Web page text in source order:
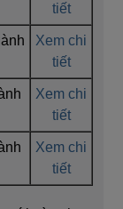
tiết
Xem chi
tiết
Xem chi
tiết
Xem chi
tiết